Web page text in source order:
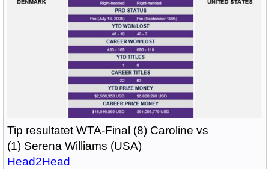
Tip resultatet WTA-Final (8) Caroline vs
(1) Serena Williams (USA)
Head2Head